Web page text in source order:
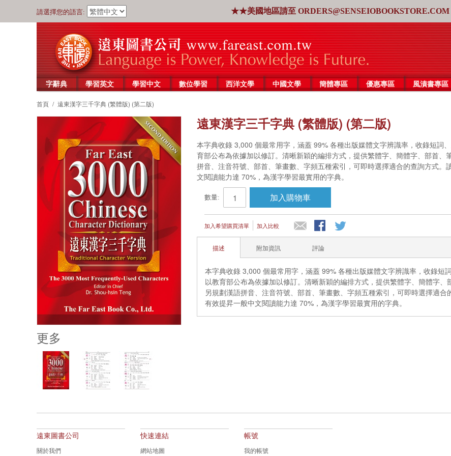
請選擇您的語言: ★★美國地區請至 ORDERS@SENSEIOBOOKSTORE.COM
字辭典 學習英文 學習中文 數位學習 西洋文學 中國文學 簡體專區 優惠專區 風漬書專區
首頁 / 遠東漢字三千字典 (繁體版) (第二版)
更多
遠東漢字三千字典 (繁體版) (第二版)
本字典收錄 3,000 個最常用字，涵蓋 99% 各種出版媒體文字辨識率，收錄短詞
育部公布為依據加以修訂。清晰新穎的編排方式，提供繁體字、簡體字、部首
拼音、注音符號、部首、筆畫數、字頻五種索引，可即時選擇適合的查詢方式
文閱讀能力達 70%，為漢字學習最實用的字典。
數量: 加入購物車
加入希望購買清單 加入比較
描述 附加資訊 評論
本字典收錄 3,000 個最常用字，涵蓋 99% 各種出版媒體文字辨識率，收錄
以教育部公布為依據加以修訂。清晰新穎的編排方式，提供繁體字、簡體字、
另規劃漢語拼音、注音符號、部首、筆畫數、字頻五種索引，可即時選擇適
有效提昇一般中文閱讀能力達 70%，為漢字學習最實用的字典。
遠東圖書公司
關於我們
快速連結
網站地圖
帳號
我的帳號